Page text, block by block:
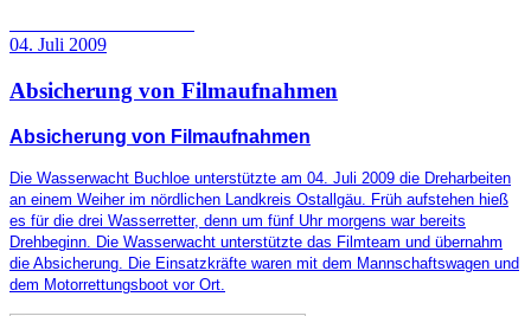
04. Juli 2009
Absicherung von Filmaufnahmen
Absicherung von Filmaufnahmen
Die Wasserwacht Buchloe unterstützte am 04. Juli 2009 die Dreharbeiten
an einem Weiher im nördlichen Landkreis Ostallgäu. Früh aufstehen hieß
es für die drei Wasserretter, denn um fünf Uhr morgens war bereits
Drehbeginn. Die Wasserwacht unterstützte das Filmteam und übernahm
die Absicherung. Die Einsatzkräfte waren mit dem Mannschaftswagen und
dem Motorrettungsboot vor Ort.